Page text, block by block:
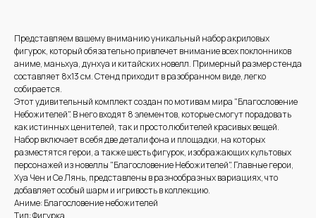
Представляем вашему вниманию уникальный набор акриловых
фигурок, который обязательно привлечет внимание всех поклонников
аниме, маньхуа, дунхуа и китайских новелл. Примерный размер стенда
составляет 8х13 см. Стенд приходит в разобранном виде, легко
собирается.
Этот удивительный комплект создан по мотивам мира "Благословение
Небожителей". В него входят 8 элементов, которые смогут порадовать
как истинных ценителей, так и просто любителей красивых вещей.
Набор включает в себя две детали фона и площадки, на которых
разместятся герои, а также шесть фигурок, изображающих культовых
персонажей из новеллы "Благословение Небожителей". Главные герои,
Хуа Чен и Се Лянь, представлены в разнообразных вариациях, что
добавляет особый шарм и игривость в коллекцию.
Аниме: Благословение небожителей